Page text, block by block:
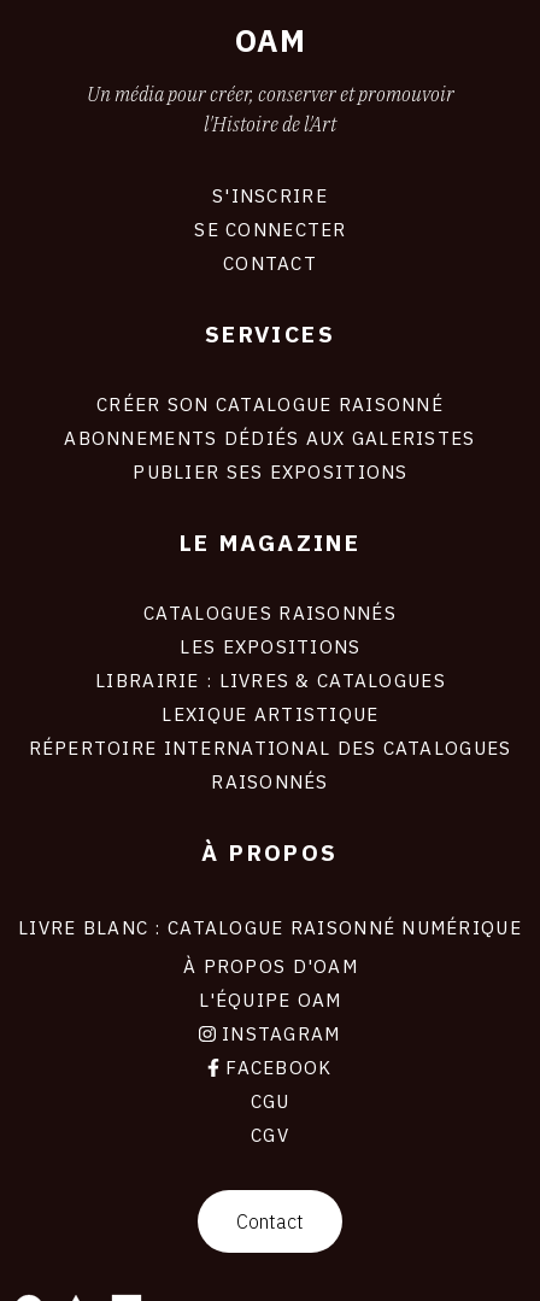
OAM
Un média pour créer, conserver et promouvoir
l'Histoire de l'Art
S'INSCRIRE
SE CONNECTER
CONTACT
SERVICES
CRÉER SON CATALOGUE RAISONNÉ
ABONNEMENTS DÉDIÉS AUX GALERISTES
PUBLIER SES EXPOSITIONS
LE MAGAZINE
CATALOGUES RAISONNÉS
LES EXPOSITIONS
LIBRAIRIE : LIVRES & CATALOGUES
LEXIQUE ARTISTIQUE
RÉPERTOIRE INTERNATIONAL DES CATALOGUES
RAISONNÉS
À PROPOS
LIVRE BLANC : CATALOGUE RAISONNÉ NUMÉRIQUE
À PROPOS D'OAM
L'ÉQUIPE OAM
INSTAGRAM
FACEBOOK
CGU
CGV
Contact